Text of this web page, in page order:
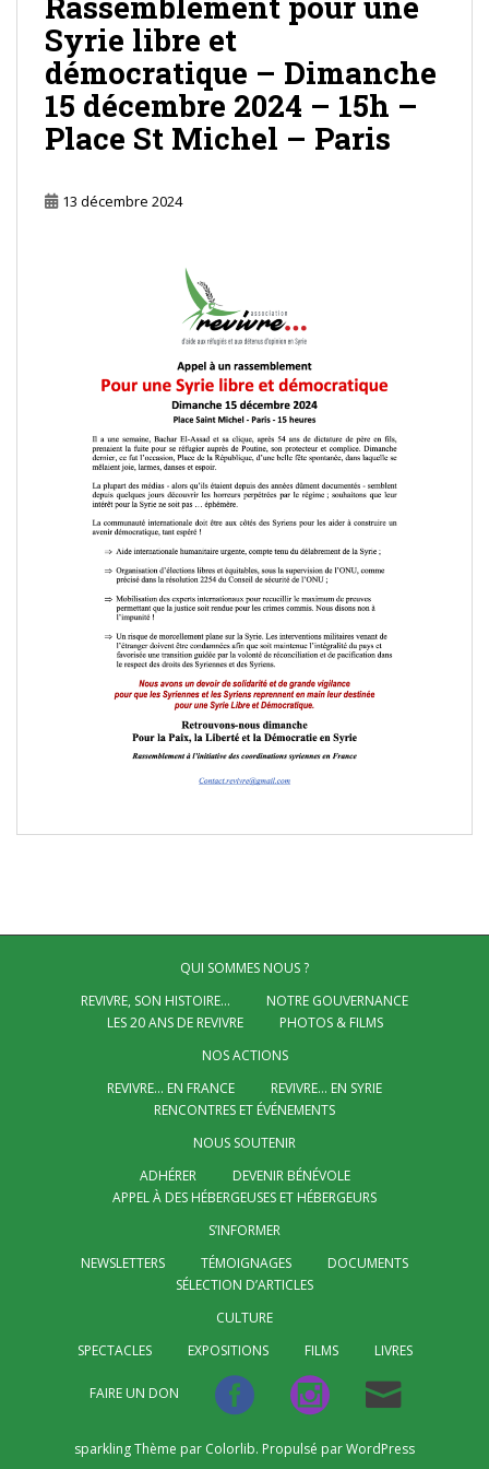
Syrie libre et
démocratique – Dimanche
15 décembre 2024 – 15h –
Place St Michel – Paris
13 décembre 2024
QUI SOMMES NOUS ?
REVIVRE, SON HISTOIRE…
NOTRE GOUVERNANCE
LES 20 ANS DE REVIVRE
PHOTOS & FILMS
NOS ACTIONS
REVIVRE… EN FRANCE
REVIVRE… EN SYRIE
RENCONTRES ET ÉVÉNEMENTS
NOUS SOUTENIR
ADHÉRER
DEVENIR BÉNÉVOLE
APPEL À DES HÉBERGEUSES ET HÉBERGEURS
S’INFORMER
NEWSLETTERS
TÉMOIGNAGES
DOCUMENTS
SÉLECTION D’ARTICLES
CULTURE
SPECTACLES
EXPOSITIONS FILMS LIVRES
FAIRE UN DON
sparkling Thème par Colorlib. Propulsé parWordPress